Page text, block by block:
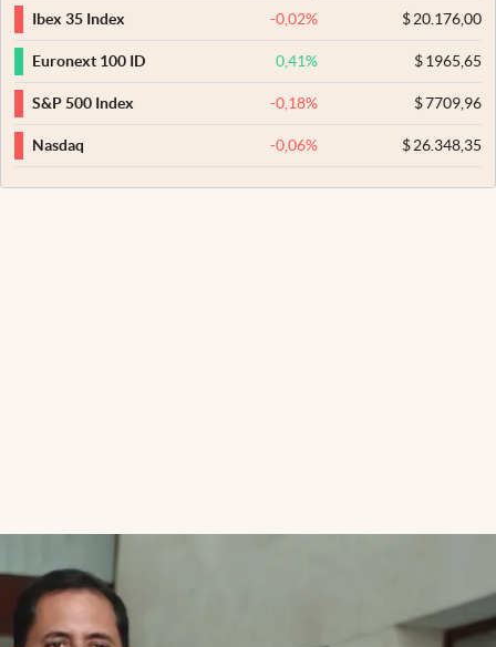
Ibex 35 Index
-0,02% $20.176,00
Euronext 100 ID 0,41% $1965,65
S&P 500 Index -0,18% $7709,96
Nasdaq -0,06% $26.348,35